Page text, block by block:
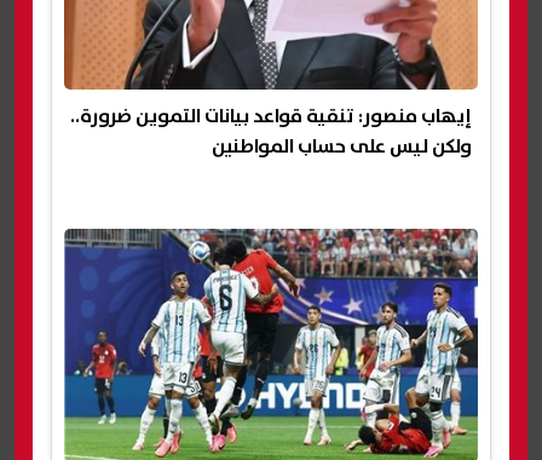
إيهاب منصور: تنقية قواعد بيانات التموين ضرورة..
ولكن ليس على حساب المواطنين